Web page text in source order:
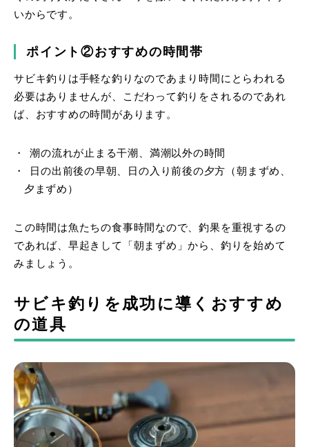
いからです。
ポイント②おすすめの時間帯
サビキ釣りは手軽な釣りなのであまり時間にとらわれる
必要はありませんが、こだわって釣りをされるのであれ
ば、おすすめの時間があります。
潮の流れが止まる干潮、満潮以外の時間
日の出前後の早朝、日の入り前後の夕方（朝まずめ、
夕まずめ）
この時間は魚たちの食事時間なので、釣果を重視するの
であれば、早起きして「朝まずめ」から、釣りを始めて
みましょう。
サビキ釣りを成功に導くおすすめ
の道具